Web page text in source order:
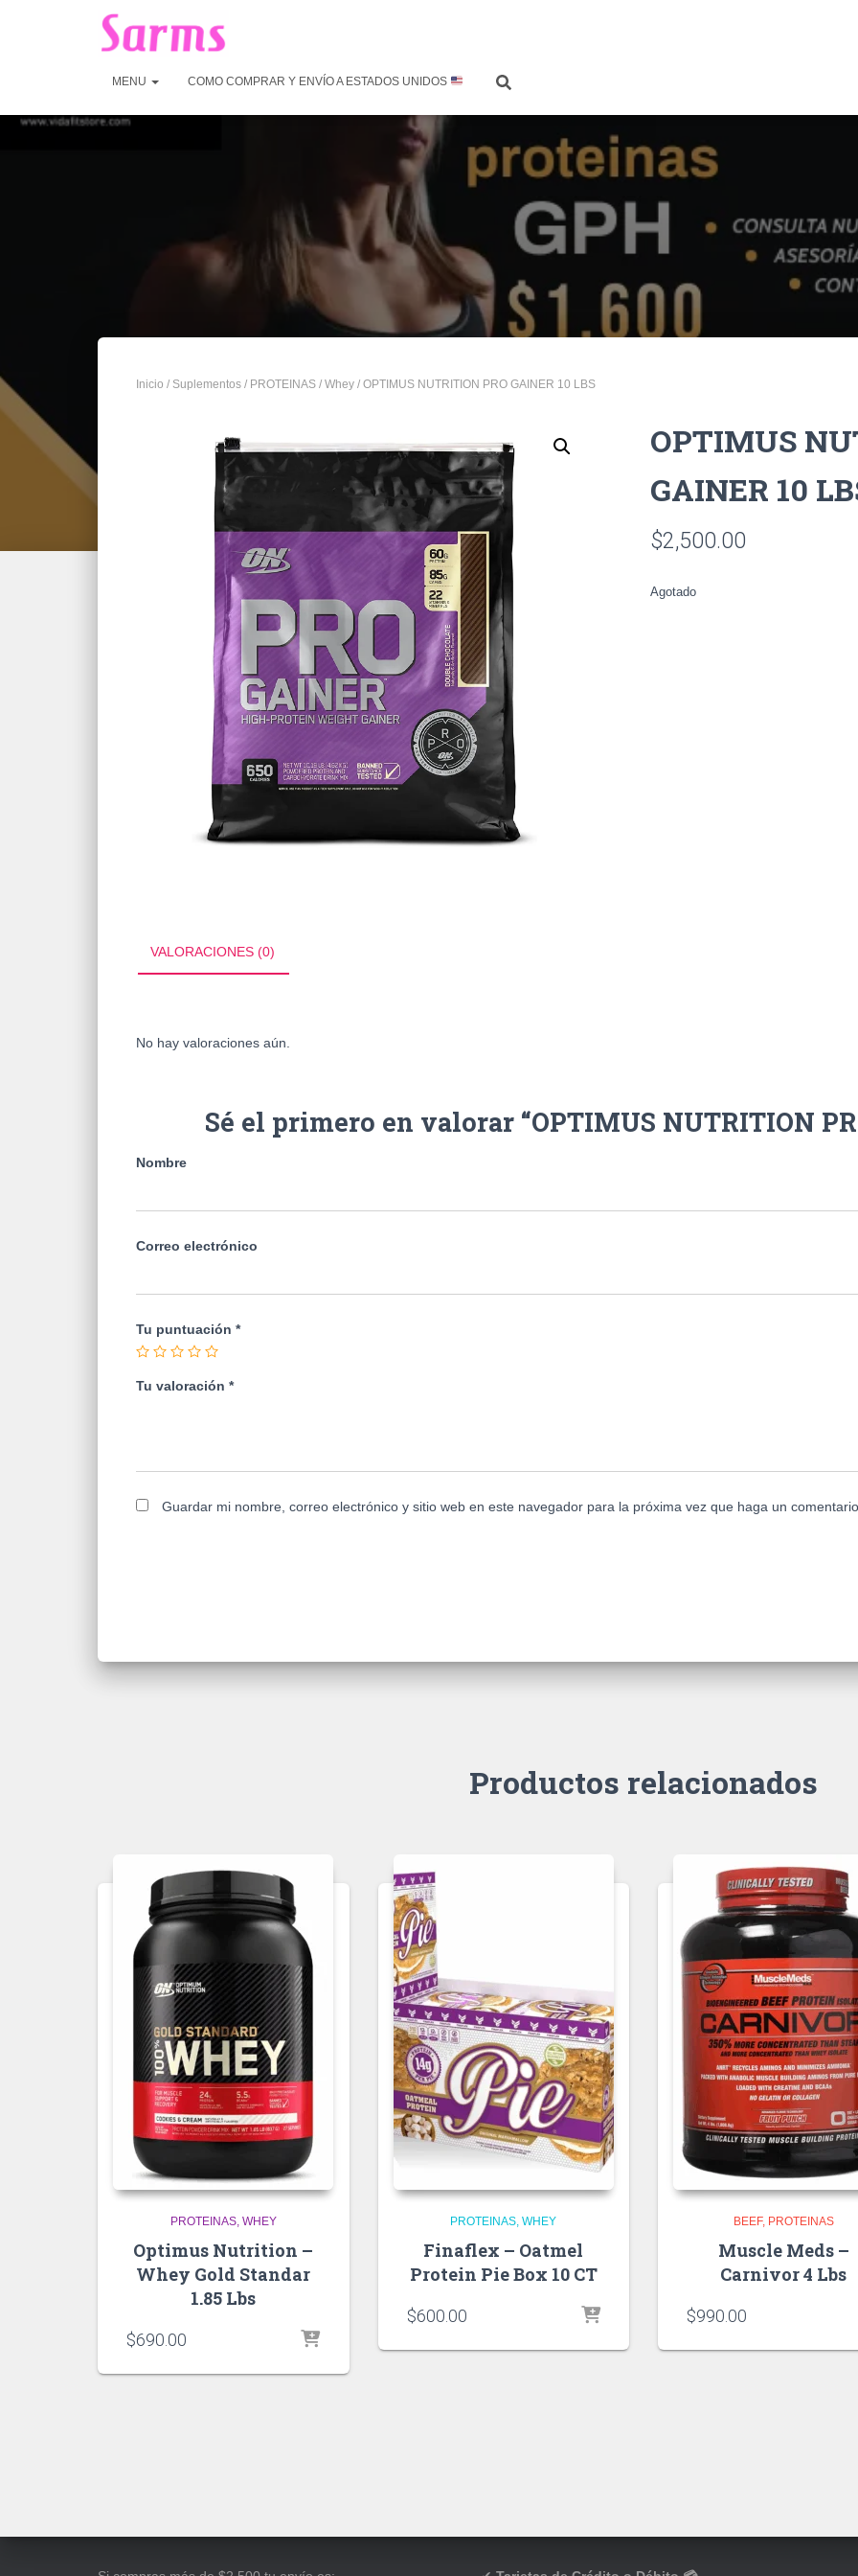
MENU COMO COMPRAR Y ENVÍO A ESTADOS UNIDOS
Inicio / Suplementos / PROTEINAS / Whey / OPTIMUS NUTRITION PRO GAINER 10 LBS
OPTIMUS
GAINER 10
$2,500.00
Agotado
VALORACIONES (0)
No hay valoraciones aún.
Sé el primero en valorar “OPTIMUS NUTRITION
Nombre
Correo electrónico
Tu puntuación *
Tu valoración *
Guardar mi nombre, correo electrónico y sitio web en este navegador para la próxima vez que haga un
Productos relacionados
PROTEINAS WHEY
Optimus Nutrition –
Whey Gold Standar
1.85 Lbs
$690.00
PROTEINAS WHEY
Finaflex – Oatmel
Protein Pie Box 10 CT
$600.00
BEEF PROTEINAS
Muscle Meds –
Carnivor 4 Lbs
$990.00